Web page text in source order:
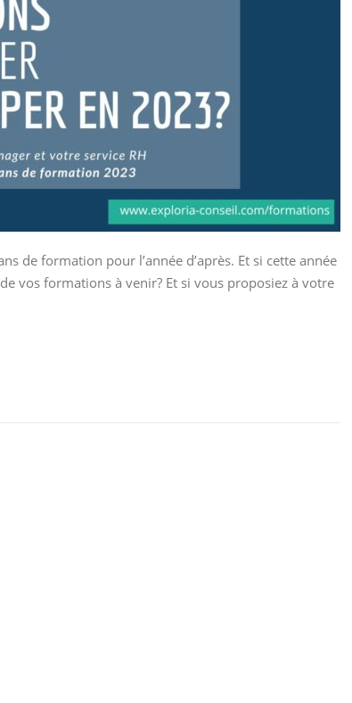
de formation pour l’année d’après. Et si cette année
vos formations à venir? Et si vous proposiez à votre